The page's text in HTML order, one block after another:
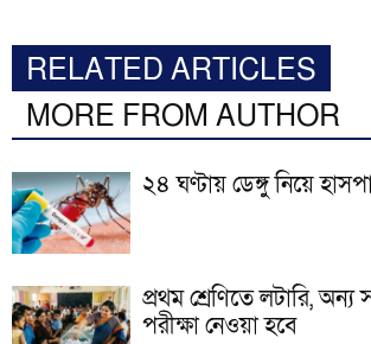
RELATED ARTICLES
MORE FROM AUTHOR
২৪ ঘণ্টায় ডেঙ্গু নিয়ে
প্রথম শ্রেণিতে লটারি, অন্য
পরীক্ষা নেওয়া হবে